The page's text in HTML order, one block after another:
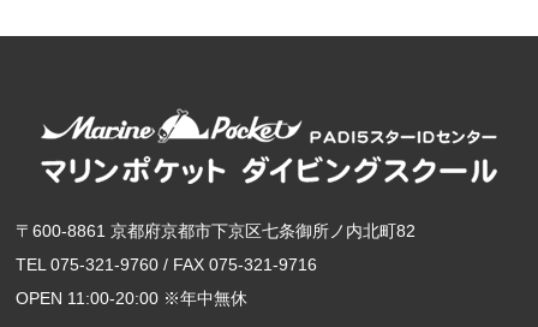
〒600-8861 京都府京都市下京区七条御所ノ内北町82
TEL 075-321-9760 / FAX 075-321-9716
OPEN 11:00-20:00 ※年中無休